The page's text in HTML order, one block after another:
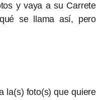
y vaya a su Carrete
se llama así, pero
la(s) foto(s) que quiere